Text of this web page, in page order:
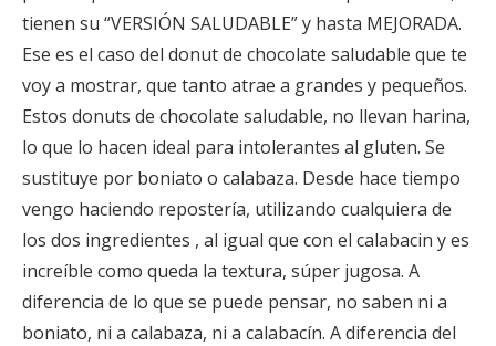
tienen su “VERSIÓN SALUDABLE” y hasta MEJORADA.
Ese es el caso del donut de chocolate saludable que te
voy a mostrar, que tanto atrae a grandes y pequeños.
Estos donuts de chocolate saludable, no llevan harina,
lo que lo hacen ideal para intolerantes al gluten. Se
sustituye por boniato o calabaza. Desde hace tiempo
vengo haciendo repostería, utilizando cualquiera de
los dos ingredientes , al igual que con el calabacin y es
increíble como queda la textura, súper jugosa. A
diferencia de lo que se puede pensar, no saben ni a
boniato, ni a calabaza, ni a calabacín. A diferencia del